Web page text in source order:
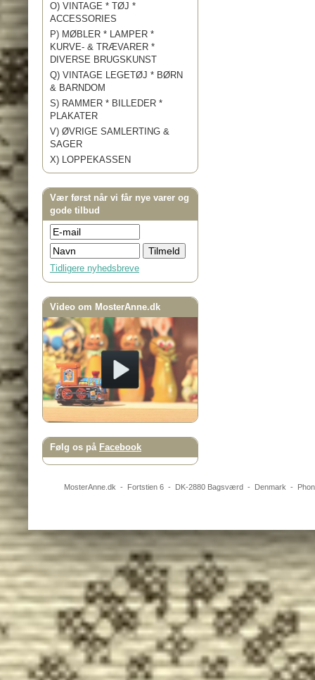
O) VINTAGE * TØJ *
ACCESSORIES
P) MØBLER * LAMPER *
KURVE- & TRÆVARER *
DIVERSE BRUGSKUNST
Q) VINTAGE LEGETØJ * BØRN
& BARNDOM
S) RAMMER * BILLEDER *
PLAKATER
V) ØVRIGE SAMLERTING &
SAGER
X) LOPPEKASSEN
Vær først når vi får nye varer og
gode tilbud
Tidligere nyhedsbreve
Video om MosterAnne.dk
Følg os på Facebook
MosterAnne.dk - Fortstien 6- DK-2880 Bagsværd- Denmark -